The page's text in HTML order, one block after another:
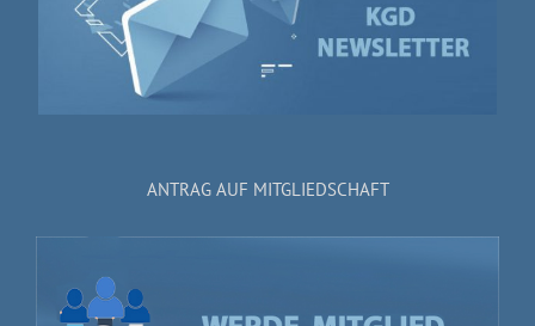
ANTRAG AUF MITGLIEDSCHAFT